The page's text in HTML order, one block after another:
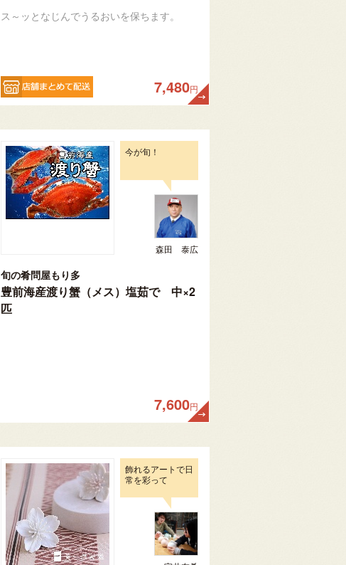
ス～ッとなじんでうるおいを保ちます。
7,480円
今が旬！
森田 泰広
旬の肴問屋もり多
豊前海産渡り蟹（メス）塩茹で 中×2
匹
7,600円
飾れるアートで日
常を彩って